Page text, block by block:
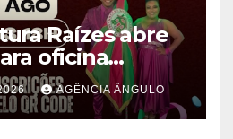
Raízes abre
oficina
Sala e
em Ferraz de
AGÊNCIA ÂNGULO